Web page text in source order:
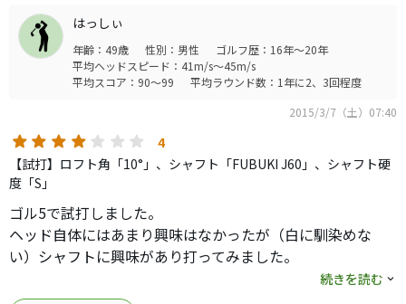
いま一つで購入を見送ってました。
今回、ネットでTour AD SL-5 RSシャフト付きをゲットし
早速、練習場で試打しました。（総重量321ｇ Ｄ2.5）
しっかりと中高弾道で、まずまずの飛距離もでました。
しかも大きく曲がりません。
もっとも好印象だったのは、その振りぬき易さでした。
自分なりの注意点としては、適正なティーＵＰの高さにし
正確な方向性を出すためにはバックライン入りのグリップ
（交換しました）にしていつも同じ位置で握る事で、
このドライバーをベストな状態で使用できると思います。
はっしぃ
年齢：49歳 性別：男性
ゴルフ歴：16年～20年
平均ヘッドスピード：41m/s～45m/s
平均スコア：90～99
平均ラウンド数：1年に2、3回程度
2015/3/7（土）07:40
4
【試打】ロフト角「10°」、シャフト「FUBUKI J60」、シャフト硬
度「S」
ゴル5で試打しました。
ヘッド自体にはあまり興味はなかったが（白に馴染めな
い）シャフトに興味があり打ってみました。
打感は柔らかい部類で、金属バットより木製っぽい感じで
結構好み。
続きを読む